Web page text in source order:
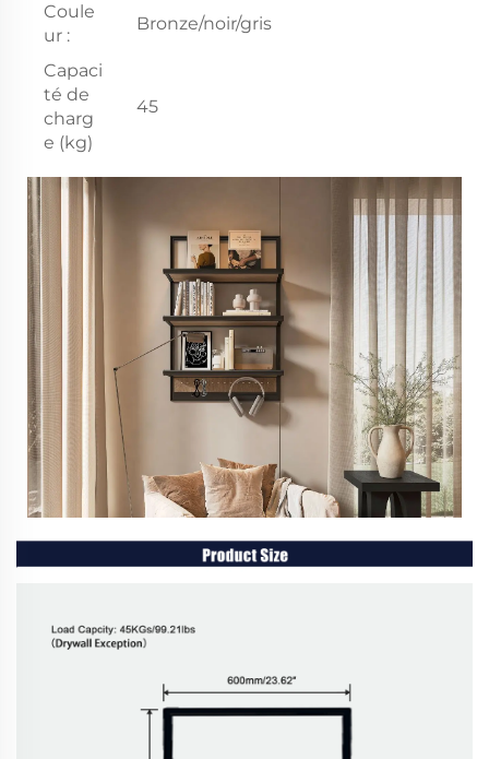
Coule
ur :
Bronze/noir/gris
Capaci
té de
charg
e (kg)
45